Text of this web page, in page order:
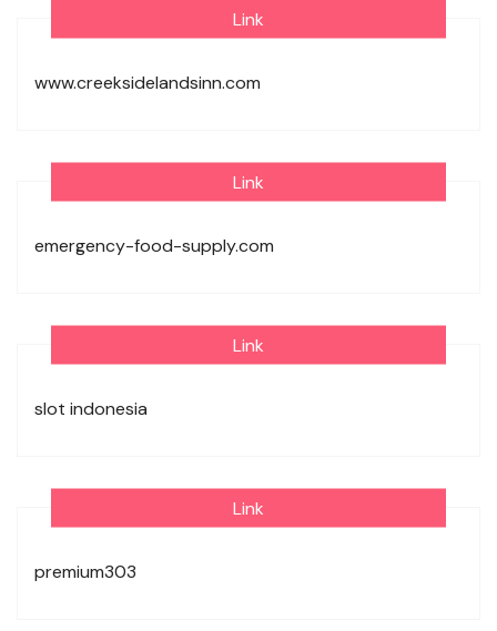
Link
www.creeksidelandsinn.com
Link
emergency-food-supply.com
Link
slot indonesia
Link
premium303